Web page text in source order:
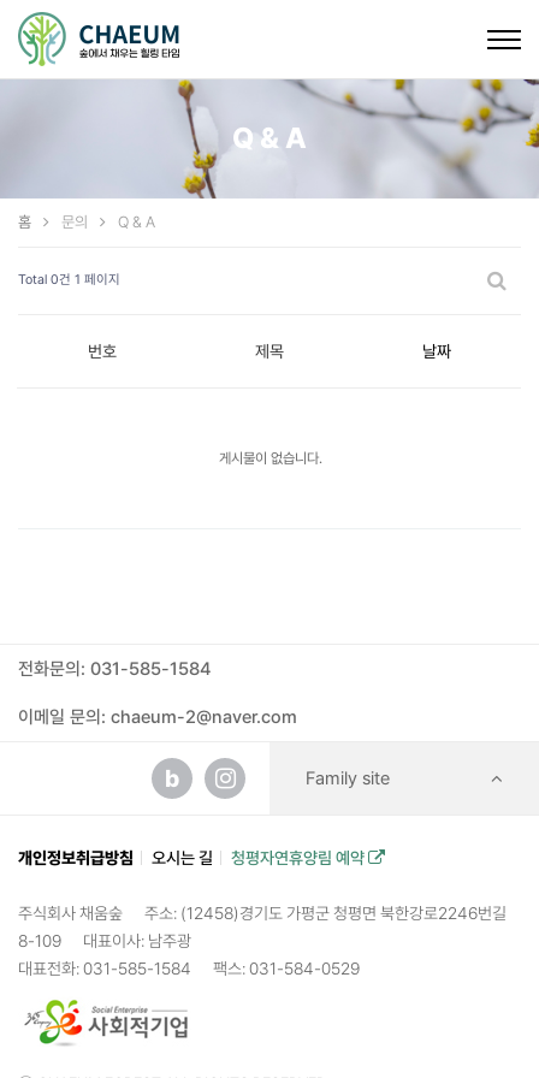
Q & A
홈 문의 Q & A
Total 0건 1 페이지
번호 제목 날짜
게시물이 없습니다.
전화문의: 031-585-1584
이메일 문의: chaeum-2@naver.com
b Family site
개인정보취급방침 오시는 길 청평자연휴양림 예약
주식회사 채움숲
주소: (12458)경기도 가평군 청평면 북한강로2246번길
8-109
대표이사: 남주광
대표전화: 031-585-1584
팩스: 031-584-0529